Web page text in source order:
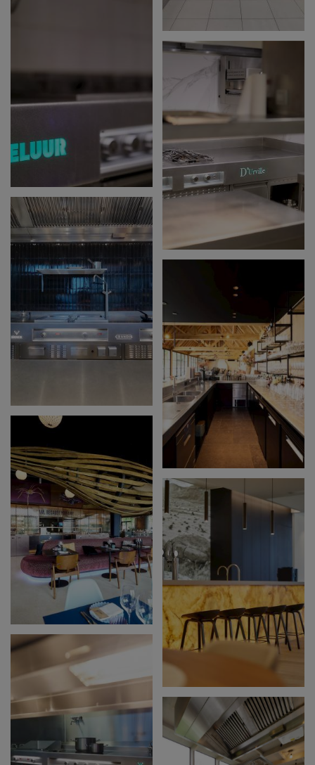
LIBERTINE * - ERPE-
MERE
CHAPELUUR
KORTRIJK
D'URVILLE TORHOUT
GRANDIS - DEINZE
'T SCHUTTERSHOF
VIS VAN A
WEYNE MEUBELEN &
SLAAPCOMFORT